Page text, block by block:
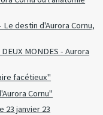
Le destin d'Aurora Cornu,
MONDES - Aurora
facétieux"
Cornu"
23 janvier 23